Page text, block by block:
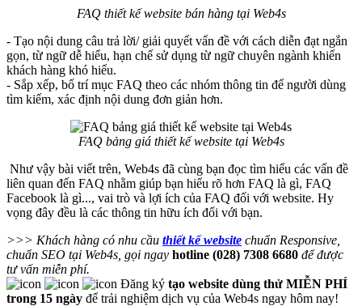
FAQ thiết kế website bán hàng tại Web4s
- Tạo nội dung câu trả lời/ giải quyết vấn đề với cách diễn đạt ngắn
gọn, từ ngữ dễ hiểu, hạn chế sử dụng từ ngữ chuyên ngành khiến
khách hàng khó hiểu.
- Sắp xếp, bố trí mục FAQ theo các nhóm thông tin để người dùng
tìm kiếm, xác định nội dung đơn giản hơn.
FAQ bảng giá thiết kế website tại Web4s
Như vậy bài viết trên, Web4s đã cùng bạn đọc tìm hiểu các vấn đề
liên quan đến FAQ nhằm giúp bạn hiểu rõ hơn FAQ là gì, FAQ
Facebook là gì..., vai trò và lợi ích của FAQ đối với website. Hy
vọng đây đều là các thông tin hữu ích đối với bạn.
>>> Khách hàng có nhu cầu thiết kế website chuẩn Responsive,
chuẩn SEO tại Web4s, gọi ngay hotline (028) 7308 6680 để được
tư vấn miễn phí.
Đăng ký tạo website dùng thử MIỄN PHÍ
trong 15 ngày để trải nghiệm dịch vụ của Web4s ngay hôm nay!